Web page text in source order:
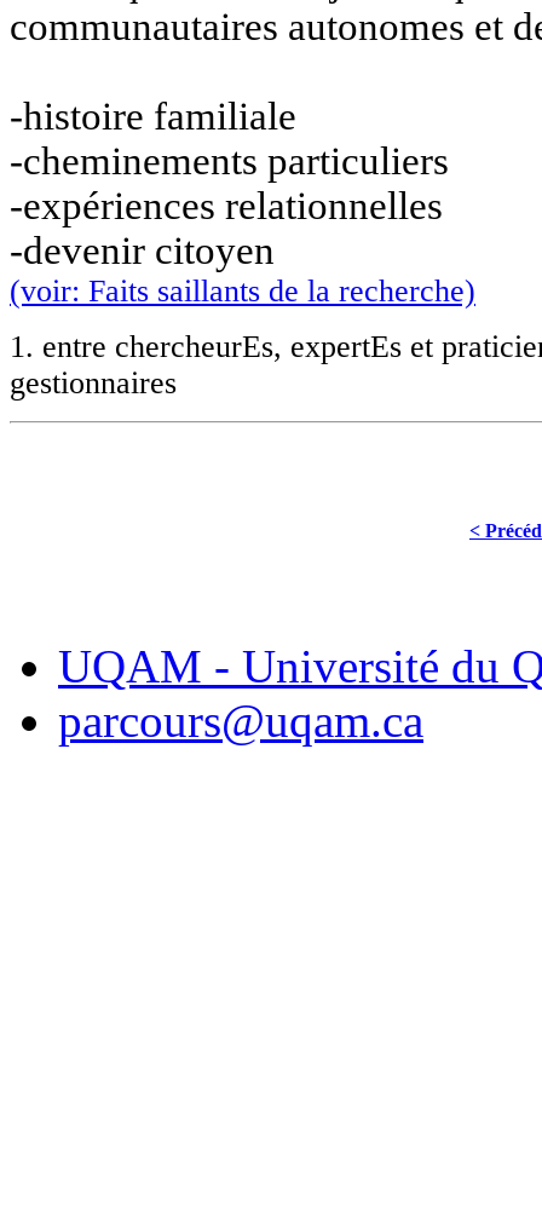
communautaires autonomes et
-histoire familiale
-cheminements particuliers
-expériences relationnelles
-devenir citoyen
(voir: Faits saillants de la recherche)
1. entre chercheurEs, expertEs et
gestionnaires
<
UQAM - Université du
parcours@uqam.ca